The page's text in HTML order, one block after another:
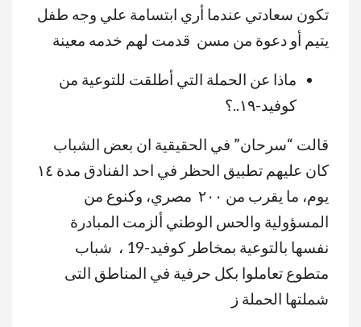
تكون سعادتي عندما أري ابتسامة علي وجه طفل
يتيم أو دعوة من مسن قدمت لهم خدمه معينة
ماذا عن الحملة التي أطلقت للتوعية من
كوفيد-١٩..؟
قالت “سرحان” في الحقيقية ان بعض الشباب
كان عليهم تطبيق الحظر في احد الفنادق مدة ١٤
يوم، ما يقرب من ٢٠٠ مصري، وكنوع من
المسؤولية والحس الوطني ألزمت المبادرة
نفسها بالتوعية بمخاطر كوفيد-19 ، شباب
متطوع تعاملوا بكل حرفية في المناطق التى
شملتها الحملة ز